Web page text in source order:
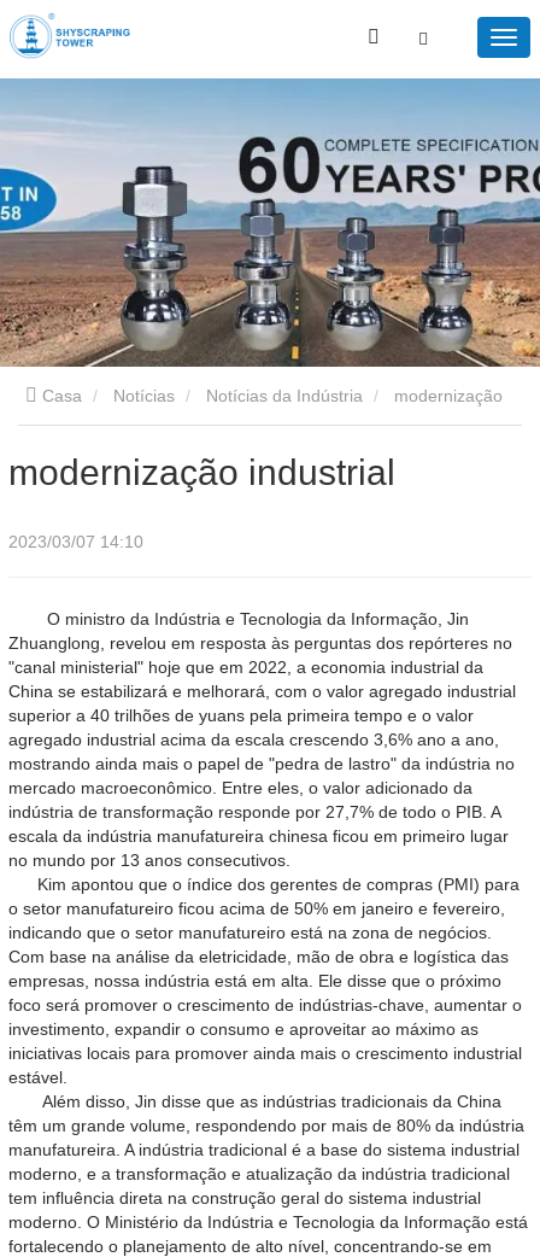
Casa Notícias Notícias da Indústria
modernização industrial
2023/03/07 14:10
O ministro da Indústria e Tecnologia da Informação, Jin
Zhuanglong, revelou em resposta às perguntas dos repórteres no
"canal ministerial" hoje que em 2022, a economia industrial da
China se estabilizará e melhorará, com o valor agregado industrial
superior a 40 trilhões de yuans pela primeira tempo e o valor
agregado industrial acima da escala crescendo 3,6% ano a ano,
mostrando ainda mais o papel de "pedra de lastro" da indústria no
mercado macroeconômico. Entre eles, o valor adicionado da
indústria de transformação responde por 27,7% de todo o PIB. A
escala da indústria manufatureira chinesa ficou em primeiro lugar
no mundo por 13 anos consecutivos.
Kim apontou que o índice dos gerentes de compras (PMI) para
o setor manufatureiro ficou acima de 50% em janeiro e fevereiro,
indicando que o setor manufatureiro está na zona de negócios.
Com base na análise da eletricidade, mão de obra e logística das
empresas, nossa indústria está em alta. Ele disse que o próximo
foco será promover o crescimento de indústrias-chave, aumentar o
investimento, expandir o consumo e aproveitar ao máximo as
iniciativas locais para promover ainda mais o crescimento industrial
estável.
Além disso, Jin disse que as indústrias tradicionais da China
têm um grande volume, respondendo por mais de 80% da indústria
manufatureira. A indústria tradicional é a base do sistema industrial
moderno, e a transformação e atualização da indústria tradicional
tem influência direta na construção geral do sistema industrial
moderno. O Ministério da Indústria e Tecnologia da Informação está
fortalecendo o planejamento de alto nível, concentrando-se em